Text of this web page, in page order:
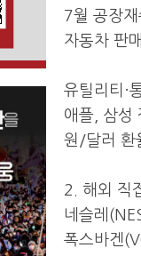
7월 공장
자동차 판
유틸리티·
애플, 삼성
원/달러
2. 해외 직
네슬레
폭스바겐